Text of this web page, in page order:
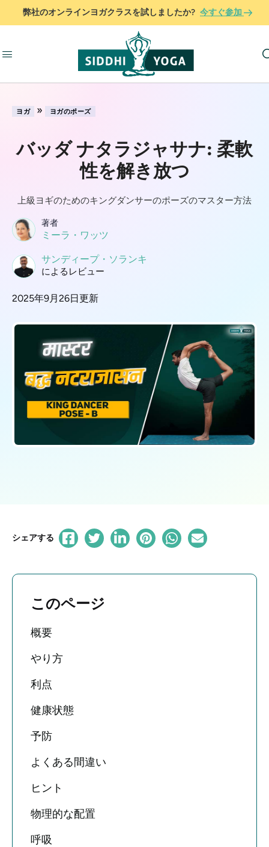
弊社のオンラインヨガクラスを試しましたか? 今すぐ参加
ヨガ » ヨガのポーズ
バッダ ナタラジャサナ: 柔軟
性を解き放つ
上級ヨギのためのキングダンサーのポーズのマスター方法
著者
ミーラ・ワッツ
サンディープ・ソランキ
によるレビュー
2025年9月26日更新
シェアする
このページ
概要
やり方
利点
健康状態
予防
よくある間違い
ヒント
物理的な配置
呼吸